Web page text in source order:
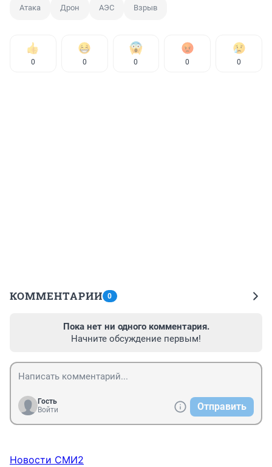
Атака Дрон АЭС Взрыв
0 0 0 0 0
КОММЕНТАРИИ 0
Пока нет ни одного комментария.
Начните обсуждение первым!
Гость
Войти
Отправить
Новости СМИ2